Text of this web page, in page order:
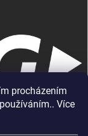
procházením
Více